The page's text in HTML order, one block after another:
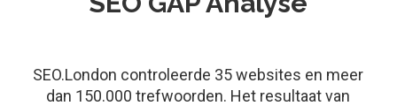
SEO.London controleerde 35 websites en meer
dan 150.000 trefwoorden. Het resultaat van